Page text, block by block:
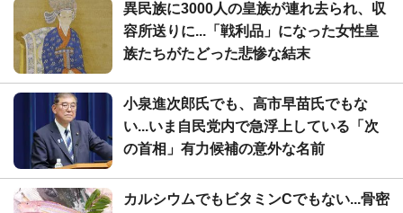
異民族に3000人の皇族が連れ去られ、収
容所送りに...「戦利品」になった女性皇
族たちがたどった悲惨な結末
小泉進次郎氏でも、高市早苗氏でもな
い...いま自民党内で急浮上している「次
の首相」有力候補の意外な名前
カルシウムでもビタミンCでもない...骨密